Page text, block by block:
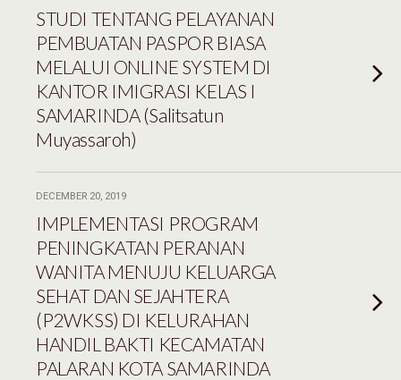
STUDI TENTANG PELAYANAN
PEMBUATAN PASPOR BIASA
MELALUI ONLINE SYSTEM DI
KANTOR IMIGRASI KELAS I
SAMARINDA (Salitsatun
Muyassaroh)
DECEMBER 20, 2019
IMPLEMENTASI PROGRAM
PENINGKATAN PERANAN
WANITA MENUJU KELUARGA
SEHAT DAN SEJAHTERA
(P2WKSS) DI KELURAHAN
HANDIL BAKTI KECAMATAN
PALARAN KOTA SAMARINDA